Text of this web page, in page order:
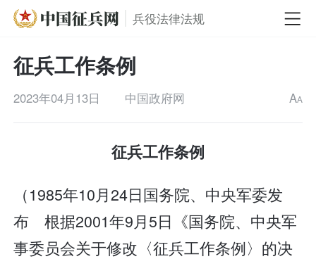
兵役法律法规
征兵工作条例
2023年04月13日 中国政府网 AA
征兵工作条例
（1985年10月24日国务院、中央军委发
布 根据2001年9月5日《国务院、中央军
事委员会关于修改〈征兵工作条例〉的决